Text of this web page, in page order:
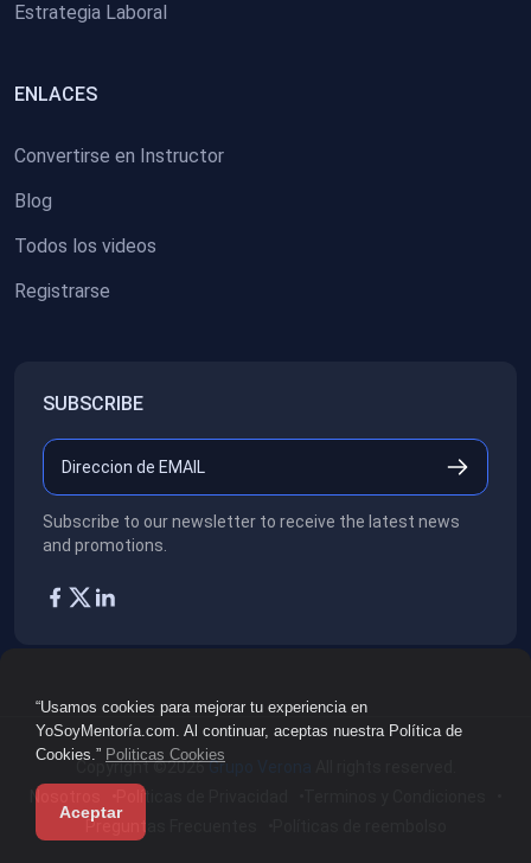
“Usamos cookies para mejorar tu experiencia en
YoSoyMentoría.com. Al continuar, aceptas nuestra Política de
Cookies.” Politicas Cookies
Aceptar
Estrategia Laboral
ENLACES
Convertirse en Instructor
Blog
Todos los videos
Registrarse
SUBSCRIBE
Subscribe to our newsletter to receive the latest news
and promotions.
Copyright ©2026Grupo Verona
Nosotros
Políticas de Privacidad
Preguntas Frecuentes